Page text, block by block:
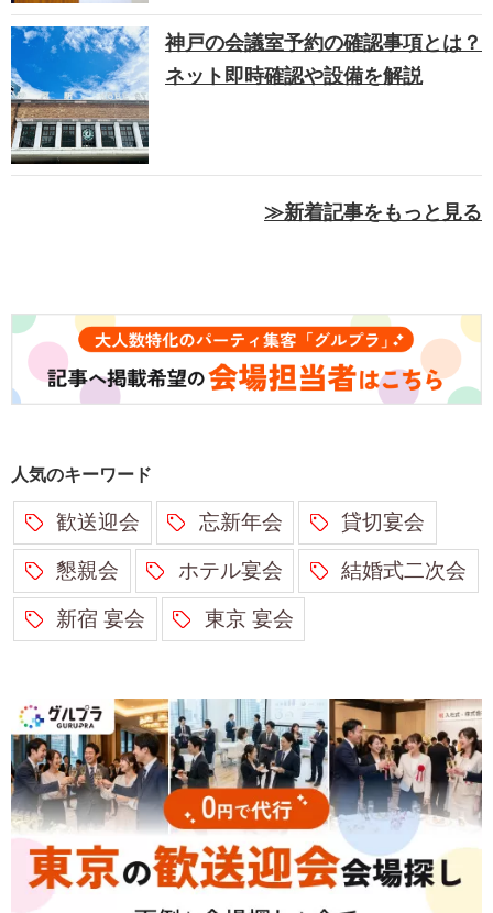
神戸の会議室予約の確認事項とは？
ネット即時確認や設備を解説
≫新着記事をもっと見る
人気のキーワード
歓送迎会 忘新年会 貸切宴会
懇親会 ホテル宴会 結婚式二次会
新宿 宴会 東京 宴会